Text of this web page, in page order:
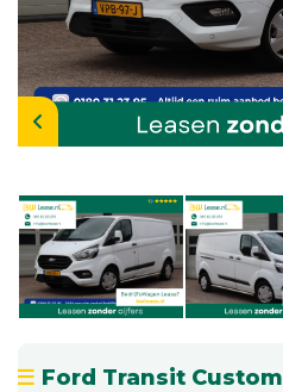
Ford Transit Custom